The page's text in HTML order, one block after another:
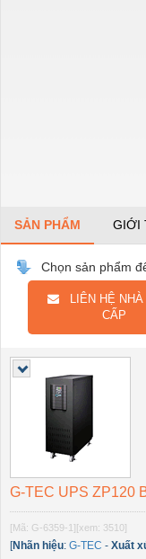
SẢN PHẨM GIỚI
Chọn sản phẩm
LIÊN HỆ NHÀ
CẤP
G-TEC UPS ZP120
[Mã: G-6359-1][xem: 3510]
[Nhãn hiệu: G-TEC - Xuất